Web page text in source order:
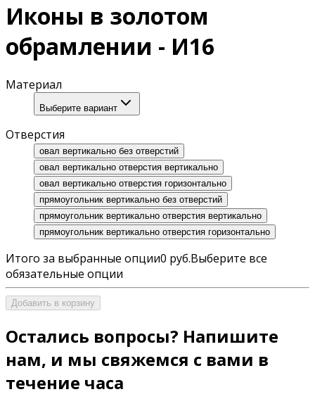
Иконы в золотом
обрамлении - И16
Материал
Выберите вариант
Отверстия
овал вертикально без отверстий
овал вертикально отверстия вертикально
овал вертикально отверстия горизонтально
прямоугольник вертикально без отверстий
прямоугольник вертикально отверстия вертикально
прямоугольник вертикально отверстия горизонтально
Итого за выбранные опции0 руб.Выберите все
обязательные опции
Добавить в корзину
Остались вопросы? Напишите
нам, и мы свяжемся с вами в
течение часа